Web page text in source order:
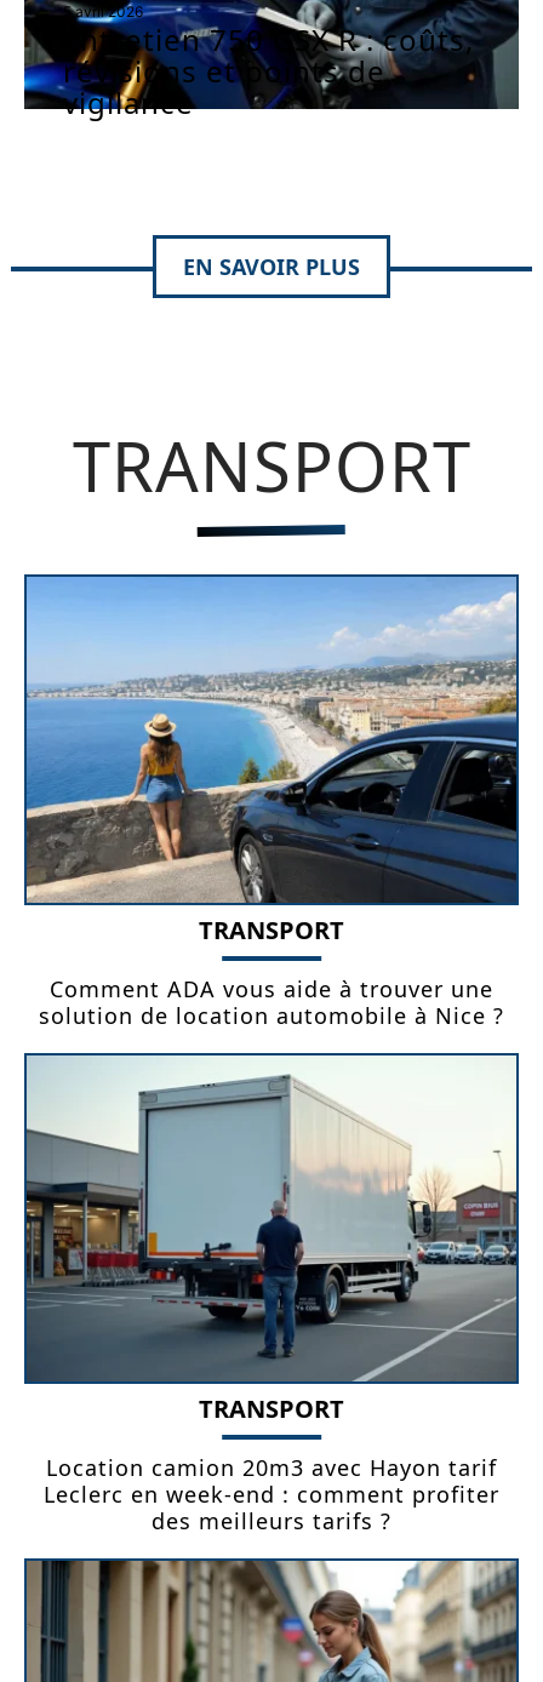
5 avril 2026
Entretien 750 GSX R : coûts,
révisions et points de
vigilance
EN SAVOIR PLUS
TRANSPORT
TRANSPORT
Comment ADA vous aide à trouver une
solution de location automobile à Nice ?
TRANSPORT
Location camion 20m3 avec Hayon tarif
Leclerc en week-end : comment profiter
des meilleurs tarifs ?